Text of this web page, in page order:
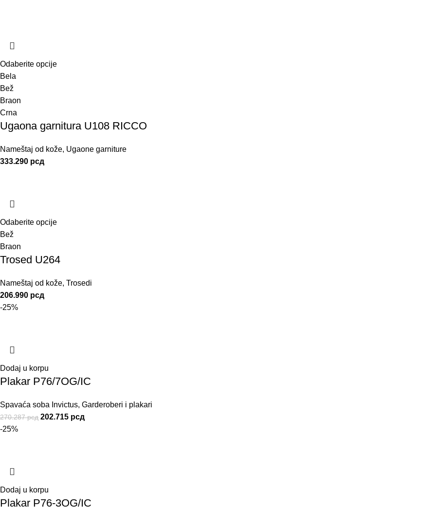
Odaberite opcije
Bela
Bež
Braon
Crna
Ugaona garnitura U108 RICCO
Nameštaj od kože, Ugaone garniture
333.290 рсд
Odaberite opcije
Bež
Braon
Trosed U264
Nameštaj od kože, Trosedi
206.990 рсд
-25%
Dodaj u korpu
Plakar P76/7OG/IC
Spavaća soba Invictus, Garderoberi i plakari
270.287рсд 202.715 рсд
-25%
Dodaj u korpu
Plakar P76-3OG/IC